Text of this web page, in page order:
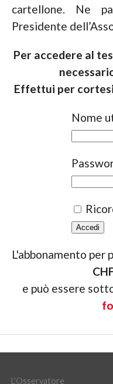
cartellone. Ne
Presidente
Per accedere al
Effettui per
Nome
L'abbonamento
e può essere
L'Osservatore